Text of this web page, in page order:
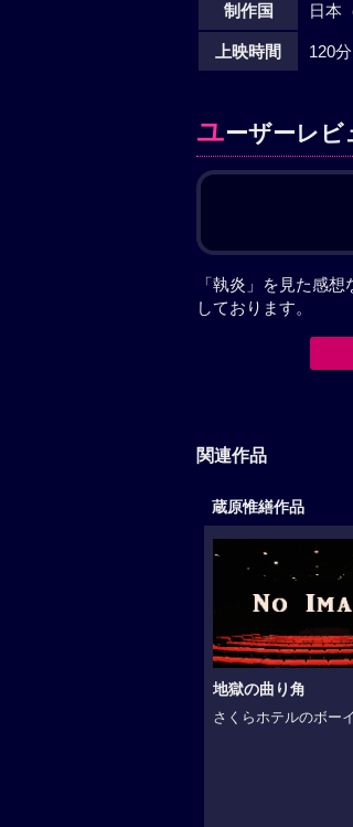
制作国 日本
上映時間 120分
ユーザーレビ
「執炎」を見た感
しております。
関連作品
蔵原惟繕作品
地獄の曲り角
さくらホテルのボー